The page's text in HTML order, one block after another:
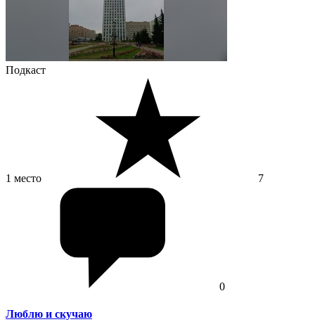
Подкаст
1 место 7
0
Люблю и скучаю